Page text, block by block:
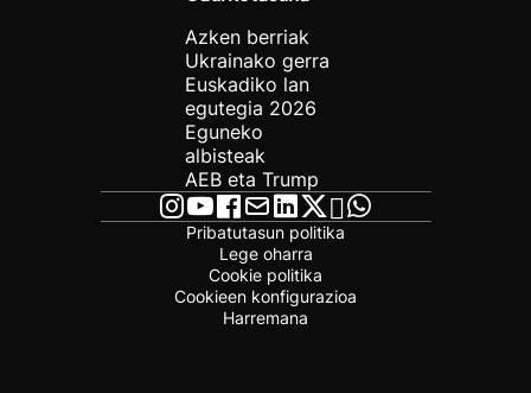
Azken berriak
Ukrainako gerra
Euskadiko lan
egutegia 2026
Eguneko
albisteak
AEB eta Trump
Pribatutasun politika
Lege oharra
Cookie politika
Cookieen konfigurazioa
Harremana